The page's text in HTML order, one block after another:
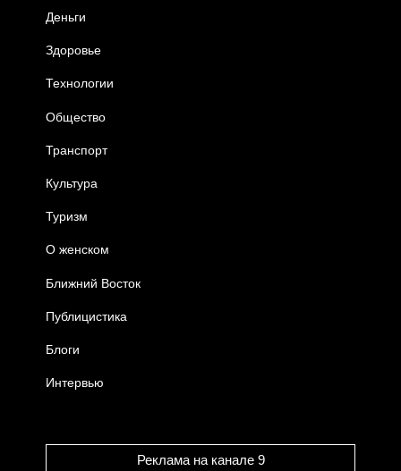
Деньги
Здоровье
Технологии
Общество
Транспорт
Культура
Туризм
О женском
Ближний Восток
Публицистика
Блоги
Интервью
Реклама на канале 9